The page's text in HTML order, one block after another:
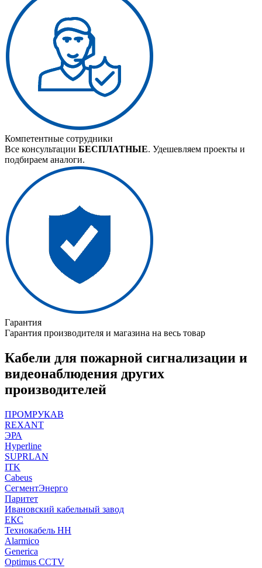
Компетентные сотрудники
Все консультации БЕСПЛАТНЫЕ. Удешевляем проекты и
подбираем аналоги.
Гарантия
Гарантия производителя и магазина на весь товар
Кабели для пожарной сигнализации и
видеонаблюдения других
производителей
ПРОМРУКАВ
REXANT
ЭРА
Hyperline
SUPRLAN
ITK
Cabeus
СегментЭнерго
Паритет
Ивановский кабельный завод
ЕКС
Технокабель НН
Alarmico
Generica
Optimus CCTV